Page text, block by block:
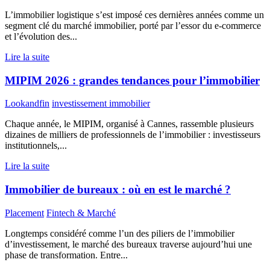
L’immobilier logistique s’est imposé ces dernières années comme un
segment clé du marché immobilier, porté par l’essor du e-commerce
et l’évolution des...
Lire la suite
MIPIM 2026 : grandes tendances pour l’immobilier
Lookandfin investissement immobilier
Chaque année, le MIPIM, organisé à Cannes, rassemble plusieurs
dizaines de milliers de professionnels de l’immobilier : investisseurs
institutionnels,...
Lire la suite
Immobilier de bureaux : où en est le marché ?
Placement Fintech & Marché
Longtemps considéré comme l’un des piliers de l’immobilier
d’investissement, le marché des bureaux traverse aujourd’hui une
phase de transformation. Entre...